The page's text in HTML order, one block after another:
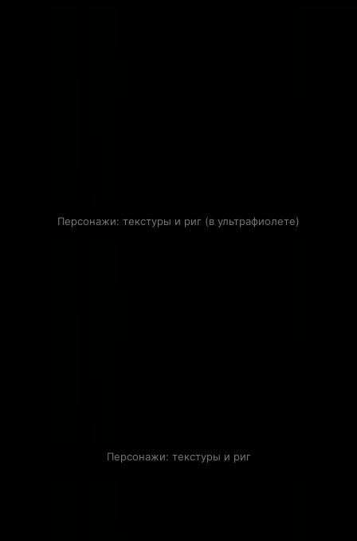
Персонажи: текстуры и риг (в ультрафиолете)
Персонажи: текстуры и риг